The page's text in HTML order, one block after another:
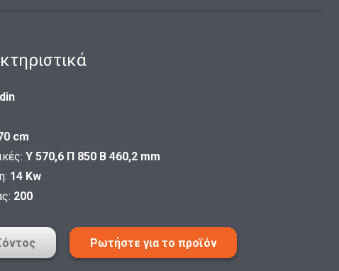
cm
Υ 570,6 Π 850 Β 460,2 mm
14 Kw
200
Ρωτήστε για το προϊόν